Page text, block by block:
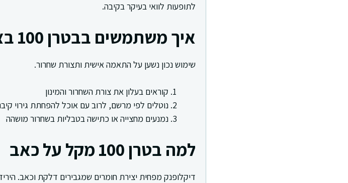
לתופעות לוואי בעיקר בקיבה.
איך משתמשים בבטרן 100 בצורה נפוצה
שימוש נכון נשען על התאמה אישית ותצורת שחרור.
קוראים בעלון את צורת השחרור והמינון
נוטלים לפי מרשם, לרוב עם אוכל להפחתת גירוי
נמנעים מחצייה או כתישה בטבליות בשחרור מושהה
למה בטרן 100 מקל על כאב
דיקלופנק מפחית יצירת חומרים שמגבירים דלקת וכאב.